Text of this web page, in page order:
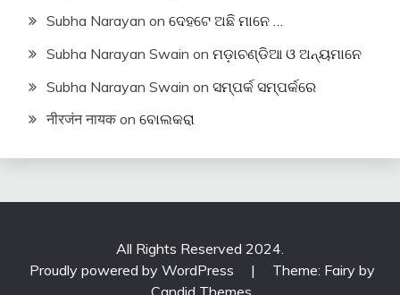
Subha Narayan on ଦେହଟେ ଅଛି ମାନେ …
Subha Narayan Swain on ମଡ଼ାଚଣ୍ଡିଆ ଓ ଅନ୍ୟମାନେ
Subha Narayan Swain on ସମ୍ପର୍କ ସମ୍ପର୍କରେ
नीरजंन नायक on ବୋଲକରା
All Rights Reserved 2024.
Proudly powered by WordPress
|
Theme: Fairy by